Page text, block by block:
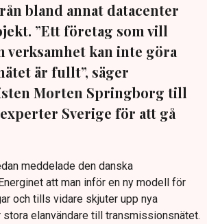
bland annat datacenter
”Ett företag som vill
verksamhet kan inte göra
är fullt”, säger
Morten Springborg till
Sverige för att gå
meddelade den danska
att man inför en ny modell för
och tills vidare skjuter upp nya
elanvändare till transmissionsnätet.